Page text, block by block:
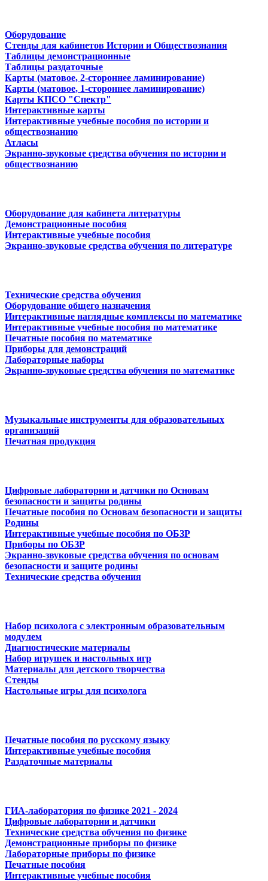
Оборудование
Стенды для кабинетов Истории и Обществознания
Таблицы демонстрационные
Таблицы раздаточные
Карты (матовое, 2-стороннее ламинирование)
Карты (матовое, 1-стороннее ламинирование)
Карты КПСО "Спектр"
Интерактивные карты
Интерактивные учебные пособия по истории и
обществознанию
Атласы
Экранно-звуковые средства обучения по истории и
обществознанию
Оборудование для кабинета литературы
Демонстрационные пособия
Интерактивные учебные пособия
Экранно-звуковые средства обучения по литературе
Технические средства обучения
Оборудование общего назначения
Интерактивные наглядные комплексы по математике
Интерактивные учебные пособия по математике
Печатные пособия по математике
Приборы для демонстраций
Лабораторные наборы
Экранно-звуковые средства обучения по математике
Музыкальные инструменты для образовательных
организаций
Печатная продукция
Цифровые лаборатории и датчики по Основам
безопасности и защиты родины
Печатные пособия по Основам безопасности и защиты
Родины
Интерактивные учебные пособия по ОБЗР
Приборы по ОБЗР
Экранно-звуковые средства обучения по основам
безопасности и защите родины
Технические средства обучения
Набор психолога с электронным образовательным
модулем
Диагностические материалы
Набор игрушек и настольных игр
Материалы для детского творчества
Стенды
Настольные игры для психолога
Печатные пособия по русскому языку
Интерактивные учебные пособия
Раздаточные материалы
ГИА-лаборатория по физике 2021 - 2024
Цифровые лаборатории и датчики
Технические средства обучения по физике
Демонстрационные приборы по физике
Лабораторные приборы по физике
Печатные пособия
Интерактивные учебные пособия